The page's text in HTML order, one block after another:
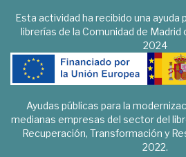
Esta actividad ha recibido una ayuda
librerías de la Comunidad de
2024
Ayudas públicas para la
medianas empresas del sector del
Recuperación, Transformación y
2022.